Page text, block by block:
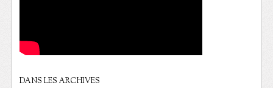
DANS LES ARCHIVES